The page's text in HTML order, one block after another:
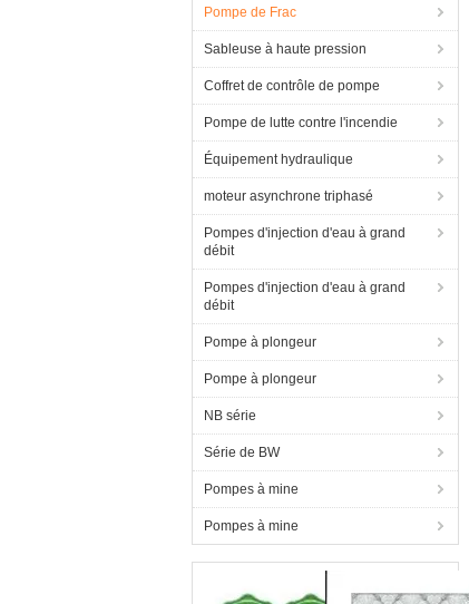
Pompe de Frac
Sableuse à haute pression
Coffret de contrôle de pompe
Pompe de lutte contre l'incendie
Équipement hydraulique
moteur asynchrone triphasé
Pompes d'injection d'eau à grand
débit
Pompes d'injection d'eau à grand
débit
Pompe à plongeur
Pompe à plongeur
NB série
Série de BW
Pompes à mine
Pompes à mine